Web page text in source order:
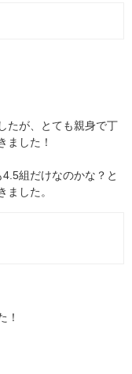
たが、とても親身で丁
ました！
組だけなのかな？と
した。
！